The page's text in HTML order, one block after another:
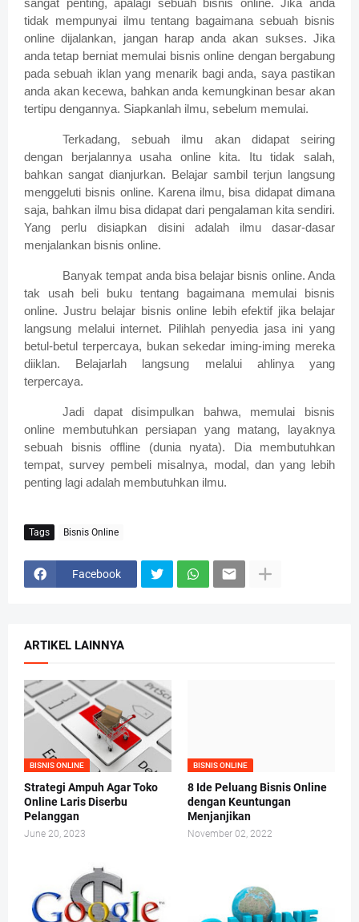
sangat penting, apalagi sebuah bisnis online. Jika anda
tidak mempunyai ilmu tentang bagaimana sebuah bisnis
online dijalankan, jangan harap anda akan sukses. Jika
anda tetap berniat memulai bisnis online dengan bergabung
pada sebuah iklan yang menarik bagi anda, saya pastikan
anda akan kecewa, bahkan anda kemungkinan besar akan
tertipu dengannya. Siapkanlah ilmu, sebelum memulai.
Terkadang, sebuah ilmu akan didapat seiring
dengan berjalannya usaha online kita. Itu tidak salah,
bahkan sangat dianjurkan. Belajar sambil terjun langsung
menggeluti bisnis online. Karena ilmu, bisa didapat dimana
saja, bahkan ilmu bisa didapat dari pengalaman kita sendiri.
Yang perlu disiapkan disini adalah ilmu dasar-dasar
menjalankan bisnis online.
Banyak tempat anda bisa belajar bisnis online. Anda
tak usah beli buku tentang bagaimana memulai bisnis
online. Justru belajar bisnis online lebih efektif jika belajar
langsung melalui internet. Pilihlah penyedia jasa ini yang
betul-betul terpercaya, bukan sekedar iming-iming mereka
diiklan. Belajarlah langsung melalui ahlinya yang
terpercaya.
Jadi dapat disimpulkan bahwa, memulai bisnis
online membutuhkan persiapan yang matang, layaknya
sebuah bisnis offline (dunia nyata). Dia membutuhkan
tempat, survey pembeli misalnya, modal, dan yang lebih
penting lagi adalah membutuhkan ilmu.
Tags Bisnis Online
Facebook
ARTIKEL LAINNYA
BISNIS ONLINE
Strategi Ampuh Agar Toko
Online Laris Diserbu
Pelanggan
June 20, 2023
BISNIS ONLINE
8 Ide Peluang Bisnis Online
dengan Keuntungan
Menjanjikan
November 02, 2022